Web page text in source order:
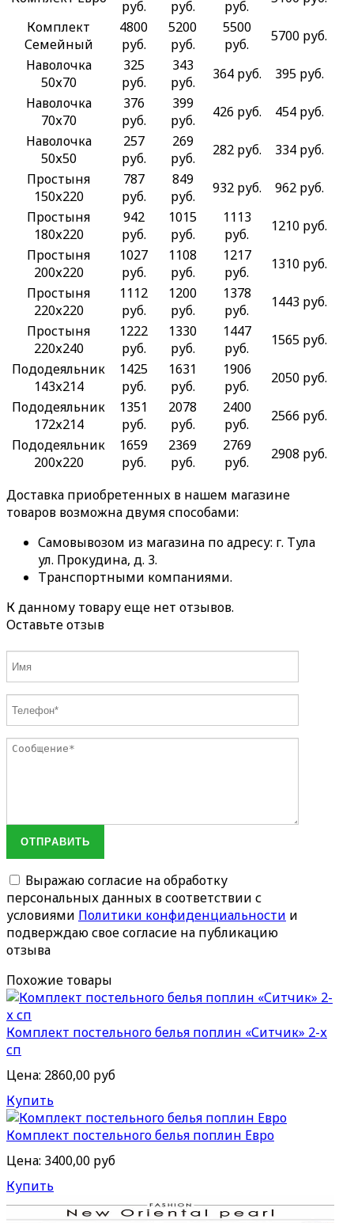
руб. руб. руб.
Комплект
Семейный
4800
руб.
5200
руб.
5500
руб.
5700 руб.
Наволочка
50х70
325
руб.
343
руб.
364 руб.
395 руб.
Наволочка
70х70
376
руб.
399
руб.
426 руб.
454 руб.
Наволочка
50х50
257
руб.
269
руб.
282 руб.
334 руб.
Простыня
150х220
787
руб.
849
руб.
932 руб.
962 руб.
Простыня
180х220
942
руб.
1015
руб.
1113
руб.
1210 руб.
Простыня
200х220
1027
руб.
1108
руб.
1217
руб.
1310 руб.
Простыня
220х220
1112
руб.
1200
руб.
1378
руб.
1443 руб.
Простыня
220х240
1222
руб.
1330
руб.
1447
руб.
1565 руб.
Пододеяльник
143х214
1425
руб.
1631
руб.
1906
руб.
2050 руб.
Пододеяльник
172х214
1351
руб.
2078
руб.
2400
руб.
2566 руб.
Пододеяльник
200х220
1659
руб.
2369
руб.
2769
руб.
2908 руб.
Доставка приобретенных в нашем магазине
товаров возможна двумя способами:
Самовывозом из магазина по адресу: г. Тула
ул. Прокудина, д. 3.
Транспортными компаниями.
К данному товару еще нет отзывов.
Оставьте отзыв
ОТПРАВИТЬ
Выражаю согласие на обработку
персональных данных в соответствии с
условиями Политики конфиденциальности и
подверждаю свое согласие на публикацию
отзыва
Похожие товары
Комплект постельного белья поплин «Ситчик» 2-х
сп
Цена: 2860,00 руб
Купить
Комплект постельного белья поплин Евро
Цена: 3400,00 руб
Купить